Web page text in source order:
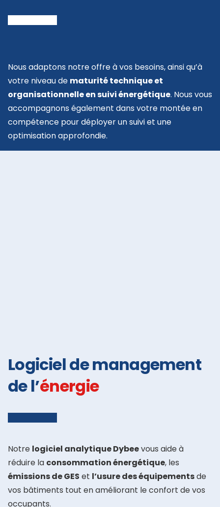
Nous adaptons notre offre à vos besoins, ainsi qu’à
votre niveau de maturité technique et
organisationnelle en suivi énergétique. Nous vous
accompagnons également dans votre montée en
compétence pour déployer un suivi et une
optimisation approfondie.
Logiciel de management
de l’énergie
Notre logiciel analytique Dybeevous aide à
réduire la consommation énergétique, les
émissions de GES et l’usure des équipementsde
vos bâtiments tout en améliorant le confort de vos
occupants.